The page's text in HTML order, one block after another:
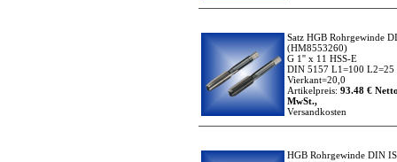
Satz HGB Rohrgewinde
(HM8553260)
G 1'' x 11 HSS-E
DIN 5157 L1=100 L2=25
Vierkant=20,0
Artikelpreis: 93.48 €
MwSt.,
Versandkosten
HGB Rohrgewinde DIN